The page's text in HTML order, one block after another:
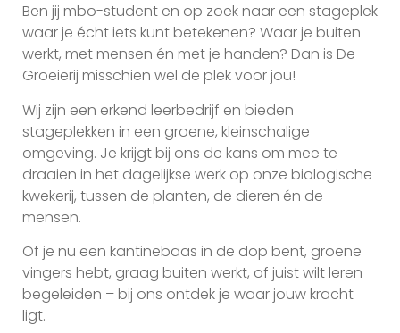
Ben jij mbo-student en op zoek naar een stageplek
waar je écht iets kunt betekenen? Waar je buiten
werkt, met mensen én met je handen? Dan is De
Groeierij misschien wel de plek voor jou!
Wij zijn een erkend leerbedrijf en bieden
stageplekken in een groene, kleinschalige
omgeving. Je krijgt bij ons de kans om mee te
draaien in het dagelijkse werk op onze biologische
kwekerij, tussen de planten, de dieren én de
mensen.
Of je nu een kantinebaas in de dop bent, groene
vingers hebt, graag buiten werkt, of juist wilt leren
begeleiden – bij ons ontdek je waar jouw kracht
ligt.